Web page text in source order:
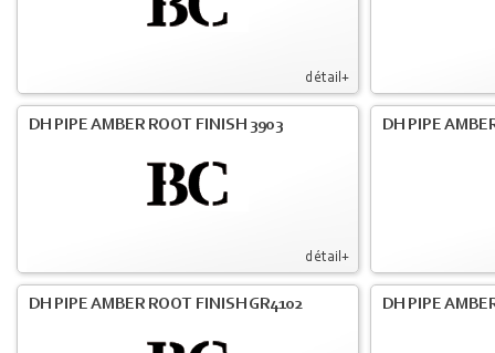
détail+
détail+
DH PIPE AMBER ROOT FINISH 3903 DH PIPE
DH PIPE AMBER ROOT FINISH GR4102 DH PIPE